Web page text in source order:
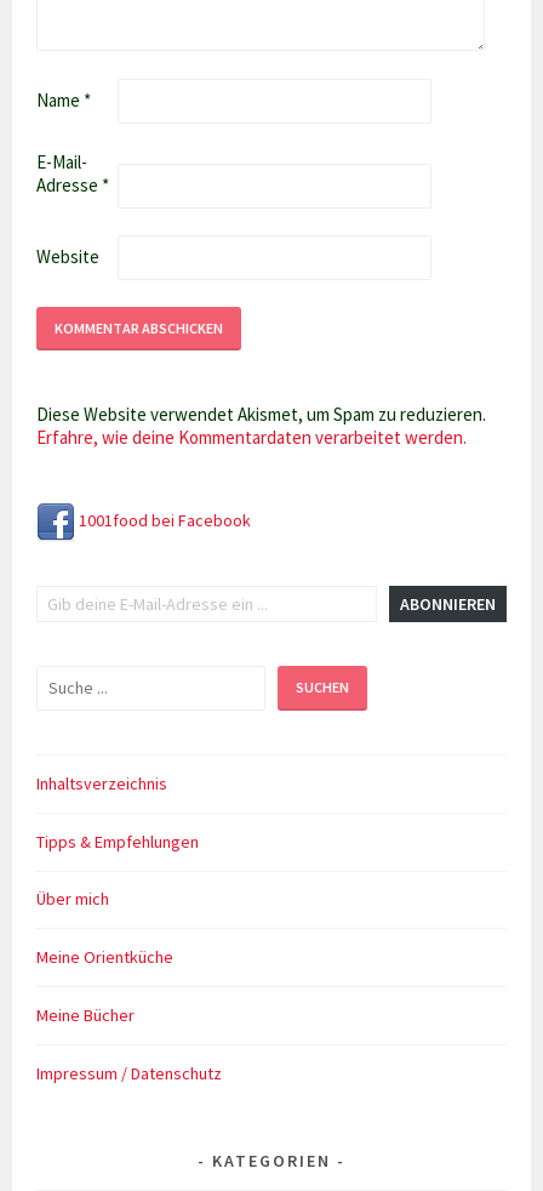
Name *
E-Mail-
Adresse *
Website
Diese Website verwendet Akismet, um Spam zu reduzieren.
Erfahre, wie deine Kommentardaten verarbeitet werden.
1001food bei Facebook
ABONNIEREN
Suchen SUCHEN
Inhaltsverzeichnis
Tipps & Empfehlungen
Über mich
Meine Orientküche
Meine Bücher
Impressum / Datenschutz
KATEGORIEN